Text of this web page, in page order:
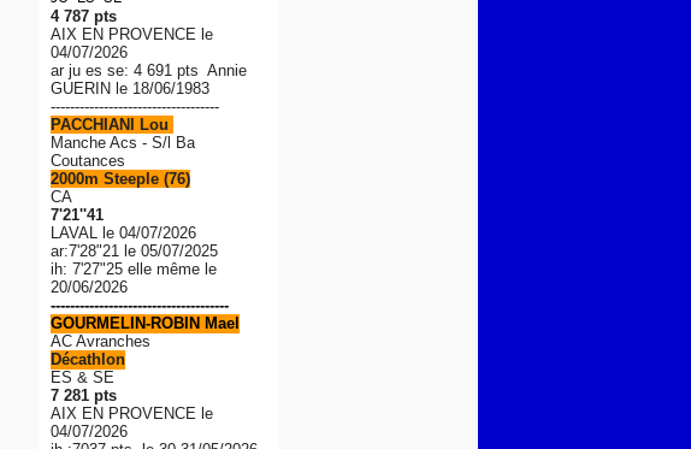
4 787 pts
AIX EN PROVENCE le
04/07/2026
ar ju es se: 4 691 pts Annie
GUERIN le 18/06/1983
-----------------------------------
PACCHIANI Lou
Manche Acs - S/l Ba
Coutances
2000m Steeple (76)
CA
7'21''41
LAVAL le 04/07/2026
ar:7'28"21 le 05/07/2025
ih: 7'27"25 elle même le
20/06/2026
-------------------------------------
GOURMELIN-ROBIN Mael
AC Avranches
Décathlon
ES & SE
7 281 pts
AIX EN PROVENCE le
04/07/2026